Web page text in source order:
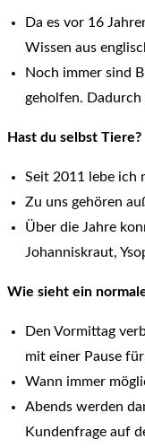
Da es vor 16
Wissen aus
Noch immer sind
geholfen.
Hast du selbst Tiere?
Seit 2011 lebe ich
Zu uns gehören
Über die Jahre
Johanniskraut,
Wie sieht ein
Den Vormittag
mit einer Pause
Wann immer
Abends werden
Kundenfrage auf